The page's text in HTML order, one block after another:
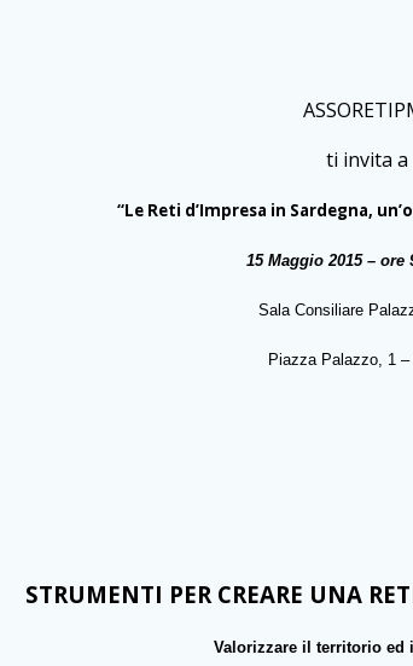
ti invita a
“Le Reti d’Impresa in Sardegna,
15 Maggio 2015 – ore
Sala Consiliare
Piazza Palazzo, 1 –
STRUMENTI PER CREARE UNA
Valorizzare il territorio ed